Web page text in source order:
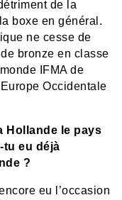
de la
boxe en général.
ne cesse de
bronze en classe
IFMA de
Occidentale
Hollande le pays
tu eu déjà
?
eu l’occasion